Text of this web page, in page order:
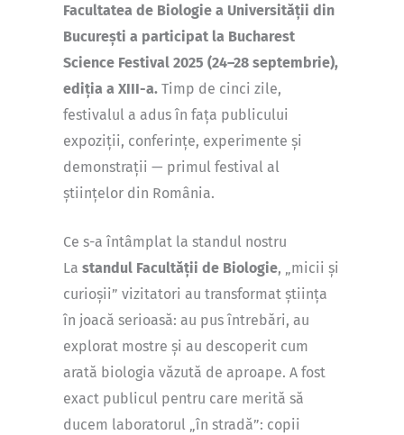
Facultatea de Biologie a Universității din
București a participat la Bucharest
Science Festival 2025 (24–28 septembrie),
ediția a XIII-a. Timp de cinci zile,
festivalul a adus în fața publicului
expoziții, conferințe, experimente și
demonstrații — primul festival al
științelor din România.
Ce s-a întâmplat la standul nostru
La standul Facultății de Biologie, „micii și
curioșii” vizitatori au transformat știința
în joacă serioasă: au pus întrebări, au
explorat mostre și au descoperit cum
arată biologia văzută de aproape. A fost
exact publicul pentru care merită să
ducem laboratorul „în stradă”: copii